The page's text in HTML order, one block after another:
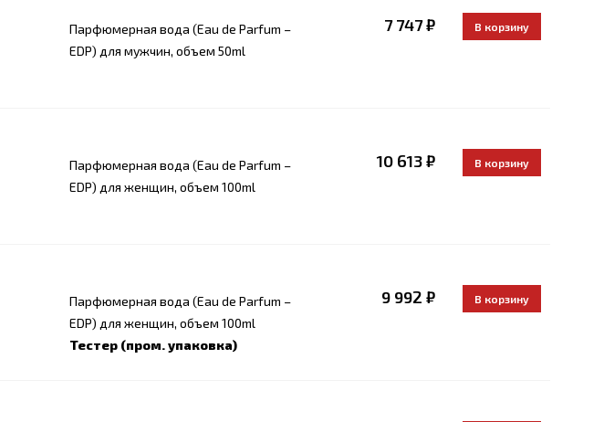
Парфюмерная вода (Eau de Parfum –
EDP) для мужчин, объем 50ml
7 747 ₽
Парфюмерная вода (Eau de Parfum –
EDP) для женщин, объем 100ml
10 613 ₽
Парфюмерная вода (Eau de Parfum –
EDP) для женщин, объем 100ml
Тестер (пром. упаковка)
9 992 ₽